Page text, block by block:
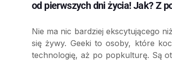
od pierwszych dni życia! Jak? Z
Nie ma nic bardziej ekscytującego
się żywy. Geeki to osoby, które
technologię, aż po popkulturę. Są